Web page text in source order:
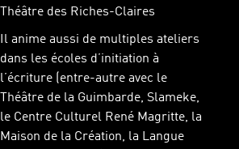
Théâtre des Riches-Claires
Il anime aussi de multiples ateliers
dans les écoles d’initiation à
l’écriture (entre-autre avec le
Théâtre de la Guimbarde, Slameke,
le Centre Culturel René Magritte, la
Maison de la Création, la Langue